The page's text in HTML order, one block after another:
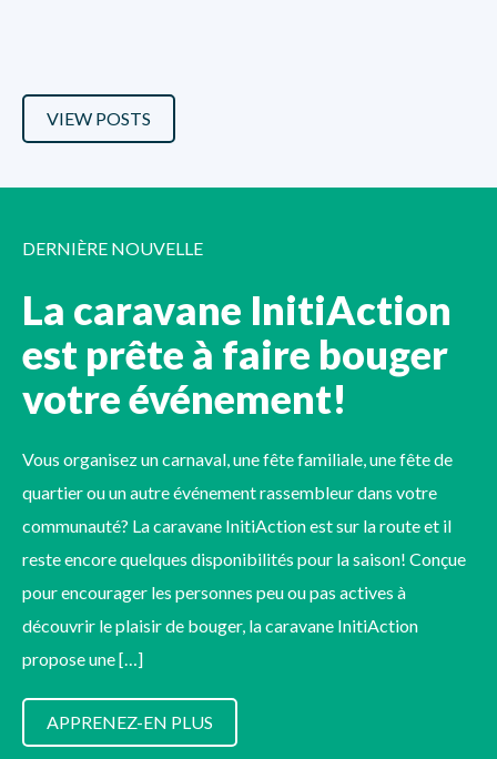
VIEW POSTS
DERNIÈRE NOUVELLE
La caravane InitiAction
est prête à faire bouger
votre événement!
Vous organisez un carnaval, une fête familiale, une fête de
quartier ou un autre événement rassembleur dans votre
communauté? La caravane InitiAction est sur la route et il
reste encore quelques disponibilités pour la saison! Conçue
pour encourager les personnes peu ou pas actives à
découvrir le plaisir de bouger, la caravane InitiAction
propose une […]
APPRENEZ-EN PLUS